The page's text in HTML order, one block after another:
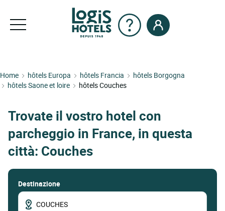
Home hôtels Europa hôtels Francia
hôtels Borgogna
hôtels Saone et loire
hôtels Couches
Trovate il vostro hotel con
parcheggio in France, in questa
città: Couches
Destinazione